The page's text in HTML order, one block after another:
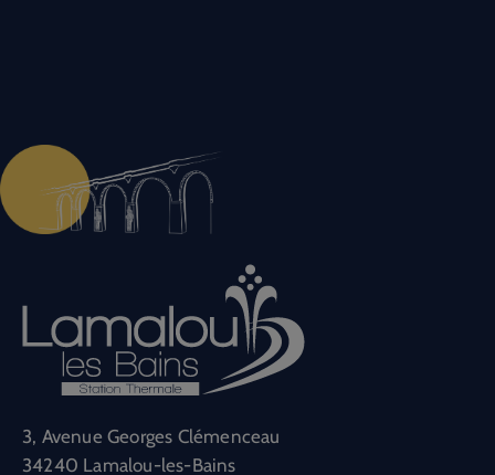
3, Avenue Georges Clémenceau
34240 Lamalou-les-Bains